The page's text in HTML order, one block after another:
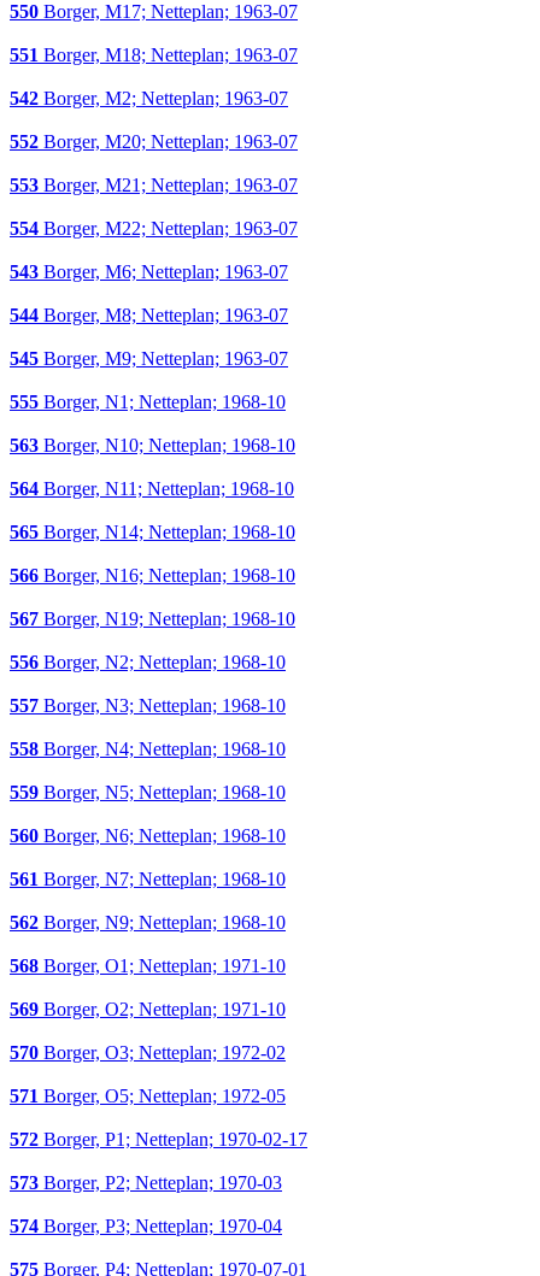
550 Borger, M17; Netteplan; 1963-07
551 Borger, M18; Netteplan; 1963-07
542 Borger, M2; Netteplan; 1963-07
552 Borger, M20; Netteplan; 1963-07
553 Borger, M21; Netteplan; 1963-07
554 Borger, M22; Netteplan; 1963-07
543 Borger, M6; Netteplan; 1963-07
544 Borger, M8; Netteplan; 1963-07
545 Borger, M9; Netteplan; 1963-07
555 Borger, N1; Netteplan; 1968-10
563 Borger, N10; Netteplan; 1968-10
564 Borger, N11; Netteplan; 1968-10
565 Borger, N14; Netteplan; 1968-10
566 Borger, N16; Netteplan; 1968-10
567 Borger, N19; Netteplan; 1968-10
556 Borger, N2; Netteplan; 1968-10
557 Borger, N3; Netteplan; 1968-10
558 Borger, N4; Netteplan; 1968-10
559 Borger, N5; Netteplan; 1968-10
560 Borger, N6; Netteplan; 1968-10
561 Borger, N7; Netteplan; 1968-10
562 Borger, N9; Netteplan; 1968-10
568 Borger, O1; Netteplan; 1971-10
569 Borger, O2; Netteplan; 1971-10
570 Borger, O3; Netteplan; 1972-02
571 Borger, O5; Netteplan; 1972-05
572 Borger, P1; Netteplan; 1970-02-17
573 Borger, P2; Netteplan; 1970-03
574 Borger, P3; Netteplan; 1970-04
575 Borger, P4; Netteplan; 1970-07-01